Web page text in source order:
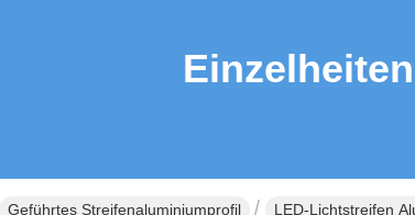
Geführtes Streifenaluminiumprofil LED-Lichtstreifen